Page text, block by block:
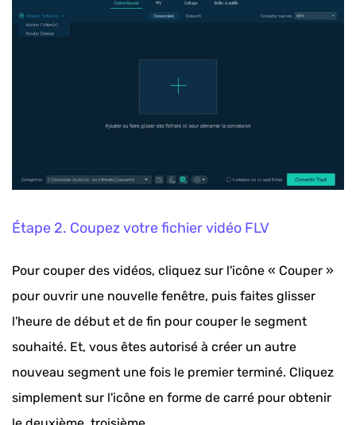
Étape 2. Coupez votre fichier vidéo FLV
Pour couper des vidéos, cliquez sur l'icône « Couper »
pour ouvrir une nouvelle fenêtre, puis faites glisser
l'heure de début et de fin pour couper le segment
souhaité. Et, vous êtes autorisé à créer un autre
nouveau segment une fois le premier terminé. Cliquez
simplement sur l'icône en forme de carré pour obtenir